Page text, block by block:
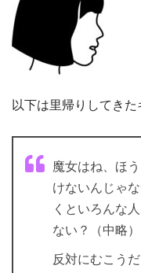
以下は里帰りしてきた
魔女はね、ほ
けないんじゃ
くといろんな
ない？（中略）
反対にむこう